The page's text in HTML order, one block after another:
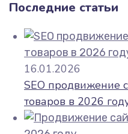
Последние статьи
16.01.2026
SEO продвижение
товаров в 2026